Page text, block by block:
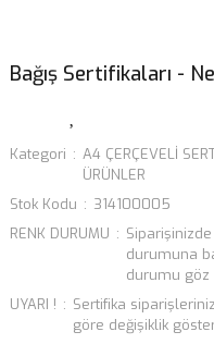
Bağış Sertifikaları -
Kategori A4 ÇERÇEVELİ
ÜRÜNLER
Stok Kodu
314100005
RENK DURUMU
durumuna
durumu göz
UYARI !
Sertifika
göre değişiklik